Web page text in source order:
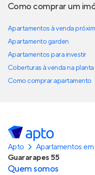
Como comprar um
Apartamentos à venda
Apartamento garden
Apartamentos para investir
Coberturas à venda na planta
Como comprar apartamento
Apto Apartamentos
Guararapes 55
Quem somos